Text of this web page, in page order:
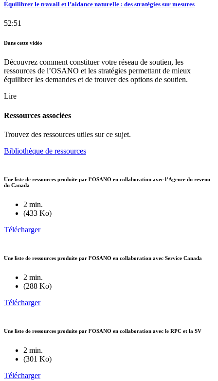
Équilibrer le travail et l’aidance naturelle : des stratégies sur mesures
52:51
Dans cette vidéo
Découvrez comment constituer votre réseau de soutien, les
ressources de l’OSANO et les stratégies permettant de mieux
équilibrer les demandes et de trouver des options de soutien.
Lire
Ressources associées
Trouvez des ressources utiles sur ce sujet.
Bibliothèque de ressources
Une liste de ressources produite par l’OSANO en collaboration avec l’Agence du revenu
du Canada
2 min.
(433 Ko)
Télécharger
Une liste de ressources produite par l’OSANO en collaboration avec Service Canada
2 min.
(288 Ko)
Télécharger
Une liste de ressources produite par l’OSANO en collaboration avec le RPC et la SV
2 min.
(301 Ko)
Télécharger